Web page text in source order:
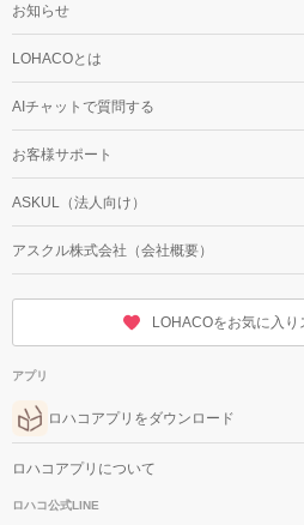
お知らせ
LOHACOとは
AIチャットで質問する
お客様サポート
ASKUL（法人向け）
アスクル株式会社（会社概要）
LOHACOをお気に入
アプリ
ロハコアプリをダウンロード
ロハコアプリについて
ロハコ公式LINE